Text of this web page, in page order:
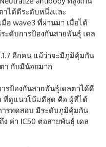
าได้ดีระดับหนึ่งและ
มื่อ wave3 ที่ผ่านมา เมื่อได้
ะดับการป้องกันสายพันธุ์ เดล
อีกคน แม้ว่าจะมีภูมิคุ้มกัน
า กับมีน้อยมาก
รป้องกันสายพันธุ์เดลตาได้ดี
ที่ดูแนวโน้มดีสุด คือ ผู้ที่ได้
ารทดสอบ มีระดับภูมิคุ้มกัน
ง ค่า IC50 ต่อสายพันธุ์ เดล